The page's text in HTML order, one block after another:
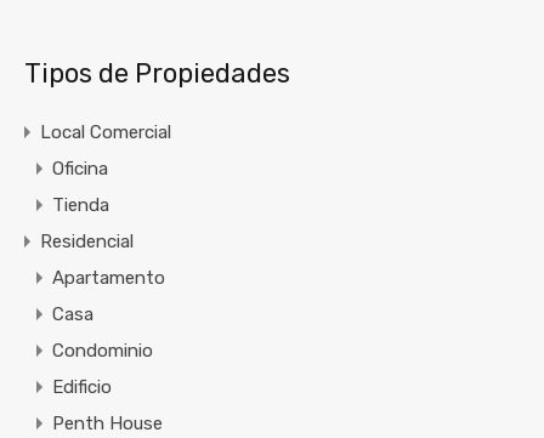
Tipos de Propiedades
Local Comercial
Oficina
Tienda
Residencial
Apartamento
Casa
Condominio
Edificio
Penth House